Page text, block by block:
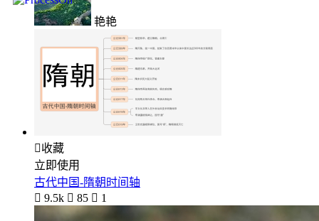
艳艳
收藏
立即使用
古代中国-隋朝时间轴
 9.5k  85  1